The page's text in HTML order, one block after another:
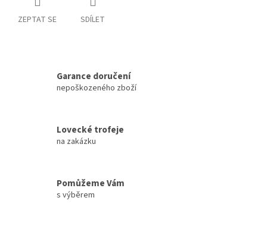
ZEPTAT SE SDÍLET
Garance doručení
nepoškozeného zboží
Lovecké trofeje
na zakázku
Pomůžeme Vám
s výběrem